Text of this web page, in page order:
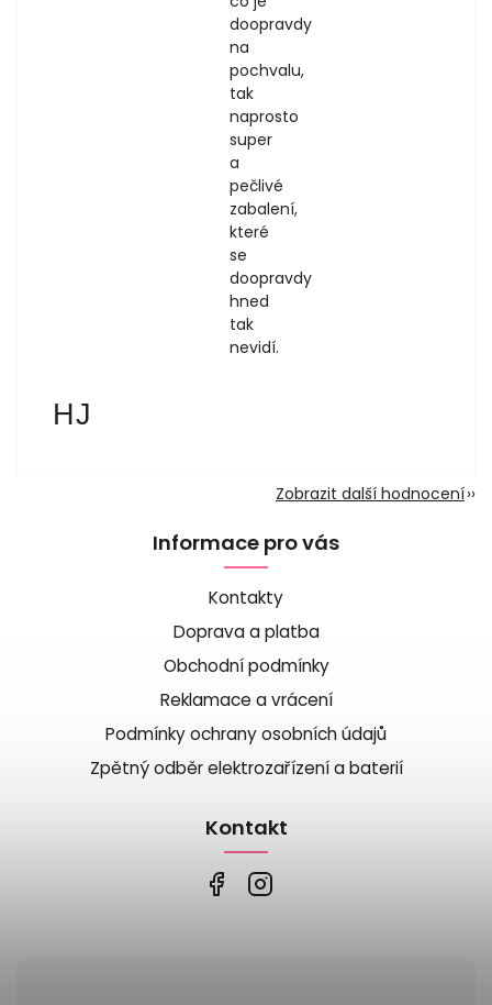
doopravdy
na
pochvalu,
tak
naprosto
super
a
pečlivé
zabalení,
které
se
doopravdy
hned
tak
nevidí.
HJ
Zobrazit další hodnocení
Informace pro vás
Kontakty
Doprava a platba
Obchodní podmínky
Reklamace a vrácení
Podmínky ochrany osobních údajů
Zpětný odběr elektrozařízení a baterií
Kontakt